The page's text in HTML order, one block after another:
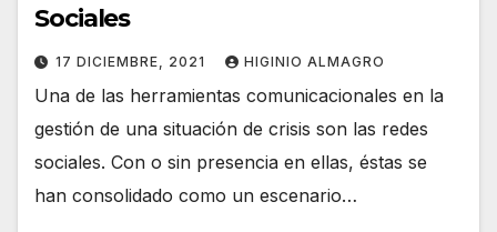
Sociales
17 DICIEMBRE, 2021 HIGINIO ALMAGRO
Una de las herramientas comunicacionales en la
gestión de una situación de crisis son las redes
sociales. Con o sin presencia en ellas, éstas se
han consolidado como un escenario…